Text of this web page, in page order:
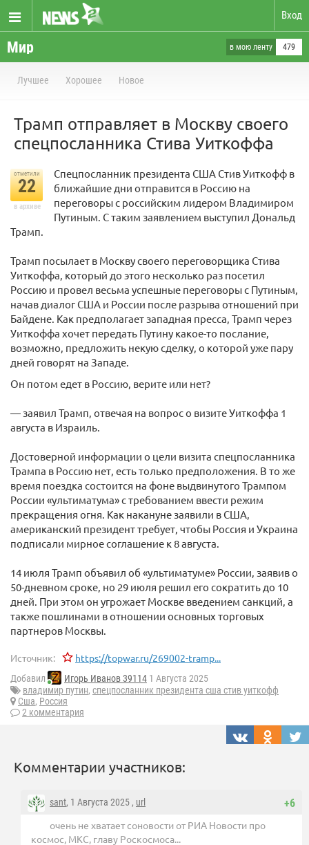
Вход
Мир в мою ленту 479
Лучшее Хорошее Новое
Трамп отправляет в Москву своего
спецпосланника Стива Уиткоффа
отметили
22
в архиве
Спецпосланник президента США Стив Уиткофф в
ближайшие дни отправится в Россию на
переговоры с российским лидером Владимиром
Путиным. С таким заявлением выступил Дональд
Трамп.
Трамп посылает в Москву своего переговорщика Стива
Уиткоффа, который до этого несколько раз посетил
Россию и провел весьма успешные переговоры с Путиным,
начав диалог США и России после разрыва отношений при
Байдене. Как предполагает западная пресса, Трамп через
Уиткоффа хочет передать Путину какое-то послание,
возможно, предложить некую сделку, о которой уже пару
дней говорят на Западе.
Он потом едет в Россию, верите или нет?
— заявил Трамп, отвечая на вопрос о визите Уиткоффа 1
августа в Израиль.
Достоверной информации о цели визита спецпосланника
Трампа в Россию нет, есть только предположения. В то же
время поездка состоится на фоне выдвинутого Трампом
России «ультиматума» с требованием ввести режим
прекращения огня. Как накануне заявили в США,
американский президент требует, чтобы Россия и Украина
подписали мирное соглашение к 8 августа.
14 июля Трамп объявил об «ультиматуме» России, заявив о
50-дневном сроке, но 29 июля решил его сократить до 10
дней. При этом он угрожает Москве введением санкций, а
также пошлинами в отношении основных торговых
партнеров Москвы.
Источник: https://topwar.ru/269002-tramp...
Добавил Игорь Иванов 39114 1 Августа 2025
владимир путин, спецпосланник президента сша стив уиткофф
Сша, Россия
2 комментария
Комментарии участников:
+6
sant, 1 Августа 2025 , url
очень не хватает соновости от РИА Новости про
космос, МКС, главу Роскосмоса...